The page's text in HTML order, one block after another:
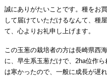
誠にありがたいことです。種をお
して届けていただけるなんて、種
て、心よりお礼申し上げます。
この玉葱の栽培者の方は長崎県西
に、早生系玉葱だけで、2ha位作
は寒かったので、一般に成長が遅